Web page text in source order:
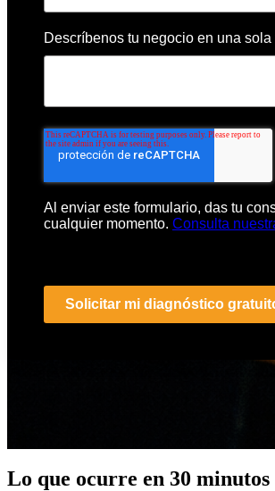
Descríbenos tu negocio en una sola
Al enviar este formulario, das tu
cualquier momento. Consulta
Solicitar mi diagnóstico
Lo que ocurre en 30 minutos